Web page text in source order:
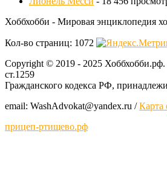
Хоббхобби - Мировая энциклопедия
Кол-во страниц: 1072
Copyright © 2019 - 2025 Хоббхобби.рф.
ст.1259
Гражданского кодекса РФ,
email: WashAdvokat@yаndex.ru /Карта
прицеп-ртищево.рф